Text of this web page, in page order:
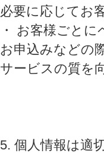
必要に応じてお
・ お客様ごと
お申込みなどの
サービスの質を
5. 個人情報は適